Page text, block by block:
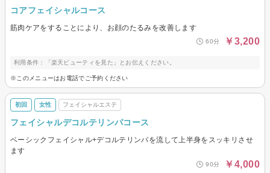
コアフェイシャルコース
筋肉ケアをすることにより、お顔のたるみを改善します
60分 ￥3,200
利用条件：「楽天ビューティを見た」とお伝えください。
※このメニューはお電話でご予約ください
初回 女性 フェイシャルエステ
フェイシャルデコルテリンパコース
ベーシックフェイシャル+デコルテリンパを流して上半身をスッキリさせ
ます
90分 ￥4,000